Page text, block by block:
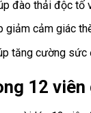
đào thải độc tố
giảm cảm giác
tăng cường sức
12